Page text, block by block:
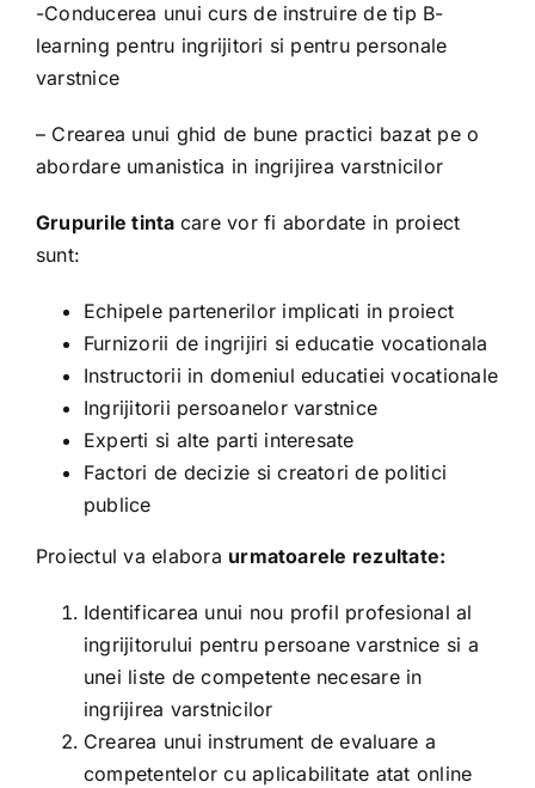
APPFORDEMENTIA
SUPER LINGO
MARIPOSA
-Conducerea unui curs de instruire de tip B-
learning pentru ingrijitori si pentru personale
varstnice
– Crearea unui ghid de bune practici bazat pe o
abordare umanistica in ingrijirea varstnicilor
Grupurile tinta care vor fi abordate in proiect
sunt:
Echipele partenerilor implicati in proiect
Furnizorii de ingrijiri si educatie vocationala
Instructorii in domeniul educatiei vocationale
Ingrijitorii persoanelor varstnice
Experti si alte parti interesate
Factori de decizie si creatori de politici
publice
Proiectul va elabora urmatoarele rezultate:
Identificarea unui nou profil profesional al
ingrijitorului pentru persoane varstnice si a
unei liste de competente necesare in
ingrijirea varstnicilor
Crearea unui instrument de evaluare a
competentelor cu aplicabilitate atat online